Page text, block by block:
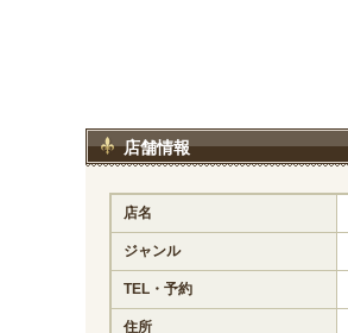
店舗情報
店名
ジャンル
TEL・予約
住所